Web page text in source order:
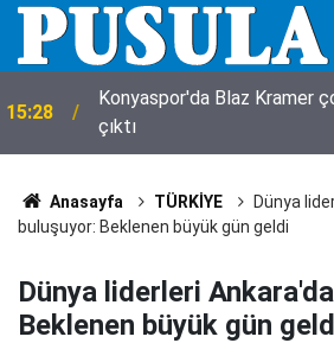
15:25
Fuhuş operasyonu! 14
mesajlar ortaya çıktı
Anasayfa TÜRKİYE
Dünya
buluşuyor: Beklenen büyük gün geldi
Dünya liderleri
Beklenen büyük gün